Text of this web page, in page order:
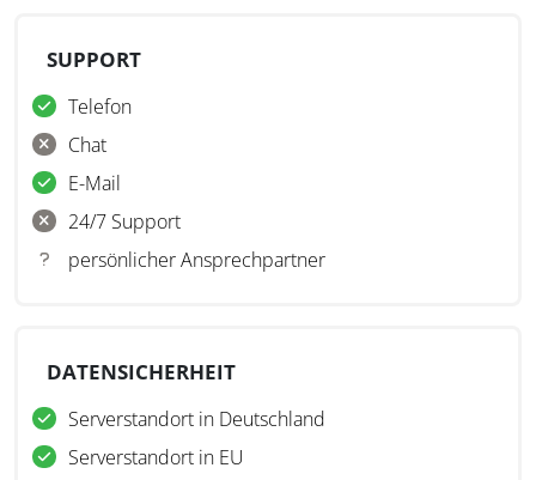
SUPPORT
Telefon
Chat
E-Mail
24/7 Support
persönlicher Ansprechpartner
DATENSICHERHEIT
Serverstandort in Deutschland
Serverstandort in EU